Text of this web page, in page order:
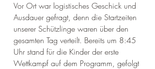
Vor Ort war logistisches Geschick und
Ausdauer gefragt, denn die Startzeiten
unserer Schützlinge waren über den
gesamten Tag verteilt. Bereits um 8:45
Uhr stand für die Kinder der erste
Wettkampf auf dem Programm, gefolgt